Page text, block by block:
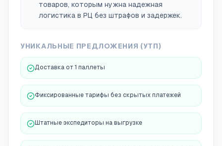
товаров, которым нужна надежная
логистика в РЦ без штрафов и задержек.
УНИКАЛЬНЫЕ ПРЕДЛОЖЕНИЯ (УТП)
Доставка от 1 паллеты
Фиксированные тарифы без скрытых платежей
Штатные экспедиторы на выгрузке